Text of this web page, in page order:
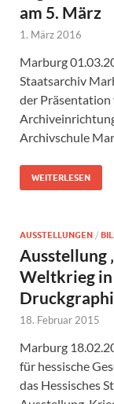
am 5. März
1. März 2016
Marburg
Staatsarchiv
der Präsentation
Archivschule
WEITERLESEN
AUSSTELLUNGEN /
Ausstellung
Weltkrieg in
18. Februar 2015
Marburg
für hessische
das Hessisches